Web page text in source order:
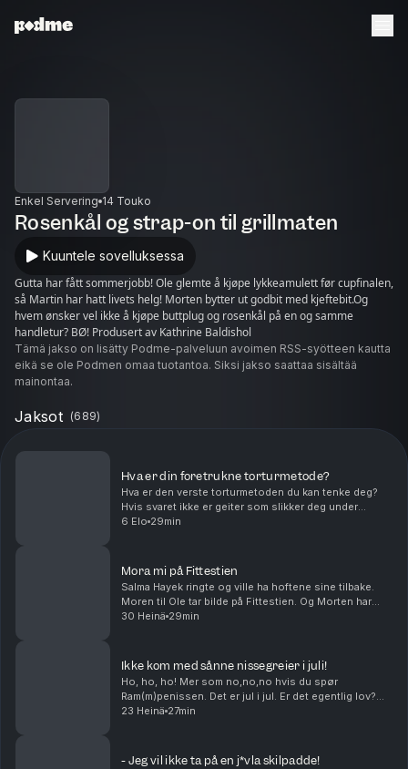
Enkel Servering 14 Touko
Rosenkål og strap-on til grillmaten
Kuuntele sovelluksessa
Gutta har fått sommerjobb! Ole glemte å kjøpe lykkeamulett før cupfinalen,
så Martin har hatt livets helg! Morten bytter ut godbit med kjeftebit.Og
hvem ønsker vel ikke å kjøpe buttplug og rosenkål på en og samme
handletur? BØ! Produsert av Kathrine Baldishol
Tämä jakso on lisätty Podme-palveluun avoimen RSS-syötteen kautta
eikä se ole Podmen omaa tuotantoa. Siksi jakso saattaa sisältää
mainontaa.
Jaksot (689)
Hva er din foretrukne torturmetode?
Hva er den verste torturmetoden du kan tenke deg?
Hvis svaret ikke er geiter som slikker deg under
føttene, har du ikke hørt denne episoden enda. Kan
6 Elo 29min
Mora mi på Fittestien
Salma Hayek ringte og ville ha hoftene sine tilbake.
Moren til Ole tar bilde på Fittestien. Og Morten har
visst en greie med å krangle med dyr. Middagstips:
30 Heinä 29min
Ikke kom med sånne nissegreier i juli!
Ho, ho, ho! Mer som no,no,no hvis du spør
Ram(m)penissen. Det er jul i jul. Er det egentlig lov?
Hvilken sunn matrett vil du egentlig at skal smake
23 Heinä 27min
- Jeg vil ikke ta på en j*vla skilpadde!